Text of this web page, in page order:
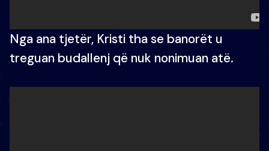
Nga ana tjetër, Kristi tha se banorët u
treguan budallenj që nuk nonimuan atë.